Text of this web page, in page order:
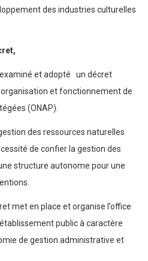
des industries culturelles
et adopté un décret
et fonctionnement de
(ONAP).
des ressources naturelles
de confier la gestion des
structure autonome pour une
met en place et organise l’office
public à caractère
de gestion administrative et